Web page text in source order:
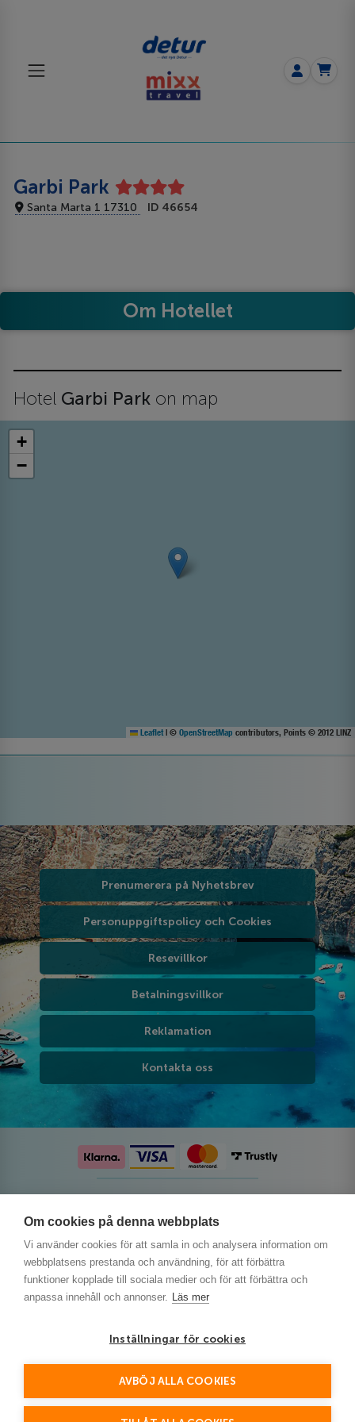
Om cookies på denna webbplats
Vi använder cookies för att samla in och analysera information om
webbplatsens prestanda och användning, för att förbättra
funktioner kopplade till sociala medier och för att förbättra och
anpassa innehåll och annonser. Läs mer
Inställningar för cookies
AVBÖJ ALLA COOKIES
Garbi Park
Santa Marta 1 17310 ID 46654
Om Hotellet
Hotel Garbi Park on map
+
−
Leaflet | © OpenStreetMap contributors, Points © 2012 LINZ
Prenumerera på Nyhetsbrev
Personuppgiftspolicy och Cookies
Resevillkor
Betalningsvillkor
Reklamation
Kontakta oss
This site is protected by reCAPTCHA and the Google
andTerms of Service apply.